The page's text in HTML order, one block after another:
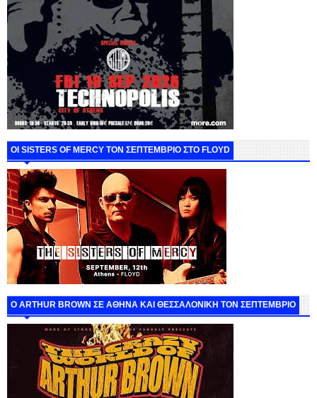
ΟΙ SISTERS OF MERCY ΤΟΝ ΣΕΠΤΕΜΒΡΙΟ ΣΤΟ FLOYD
O ARTHUR BROWN ΣΕ ΑΘΗΝΑ ΚΑΙ ΘΕΣΣΑΛΟΝΙΚΗ ΤΟΝ ΣΕΠΤΕΜΒΡΙΟ